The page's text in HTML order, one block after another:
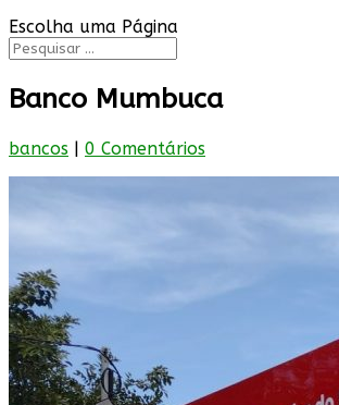
Escolha uma Página
Banco Mumbuca
bancos | 0 Comentários